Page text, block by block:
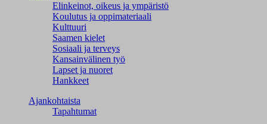
Elinkeinot, oikeus ja ympäristö
Koulutus ja oppimateriaali
Kulttuuri
Saamen kielet
Sosiaali ja terveys
Kansainvälinen työ
Lapset ja nuoret
Hankkeet
Ajankohtaista
Tapahtumat